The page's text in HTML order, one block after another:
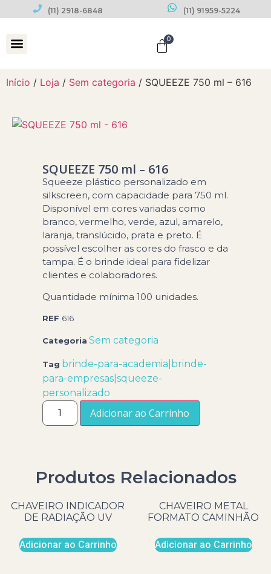
(11) 2918-6848 (11) 91959-5224
0
Início / Loja / Sem categoria / SQUEEZE 750 ml – 616
SQUEEZE 750 ml – 616
Squeeze plástico personalizado em
silkscreen, com capacidade para 750 ml.
Disponível em cores variadas como
branco, vermelho, verde, azul, amarelo,
laranja, translúcido, prata e preto. É
possível escolher as cores do frasco e da
tampa. É o brinde ideal para fidelizar
clientes e colaboradores.
Quantidade mínima 100 unidades.
REF 616
Categoria Sem categoria
Tag brinde-para-academia|brinde-
para-empresas|squeeze-
personalizado
Adicionar ao Carrinho
Produtos Relacionados
CHAVEIRO INDICADOR
DE RADIAÇÃO UV
Adicionar ao Carrinho
CHAVEIRO METAL
FORMATO CAMINHÃO
Adicionar ao Carrinho